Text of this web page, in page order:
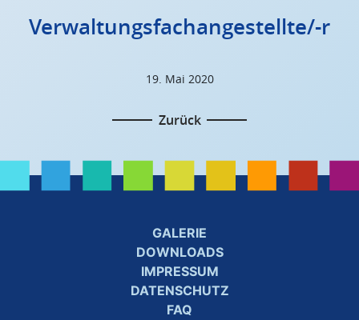
Verwaltungsfachangestellte/-r
19. Mai 2020
Zurück
GALERIE
DOWNLOADS
IMPRESSUM
DATENSCHUTZ
FAQ